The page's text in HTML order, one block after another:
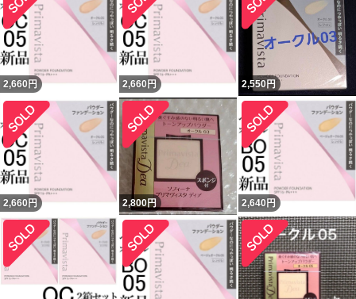
2,660 円 2,660 円 2,550円
2,660 円 2,800円 2,640 円